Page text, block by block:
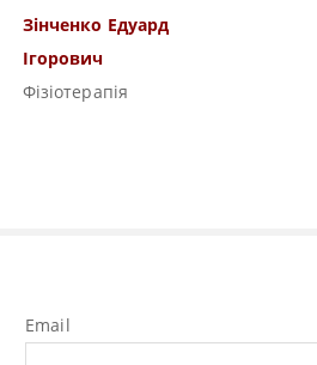
Зінченко Едуард
Ігорович
Фізіотерапія
Email